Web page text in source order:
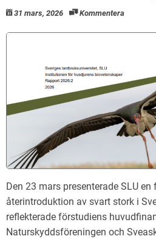
31 mars, 2026 Kommentera
Den 23 mars presenterade SLU
återintroduktion av svart stork i
reflekterade förstudiens
Naturskyddsföreningen och